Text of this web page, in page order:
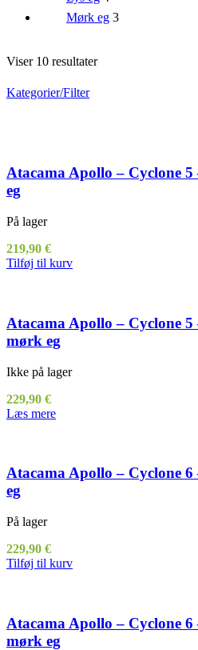
Mørk eg 3
Viser 10 resultater
Kategorier/Filter
Atacama Apollo – Cyclone
eg
På lager
219,90 €
Tilføj til kurv
Atacama Apollo – Cyclone
mørk eg
Ikke på lager
229,90 €
Læs mere
Atacama Apollo – Cyclone
eg
På lager
229,90 €
Tilføj til kurv
Atacama Apollo – Cyclone
mørk eg